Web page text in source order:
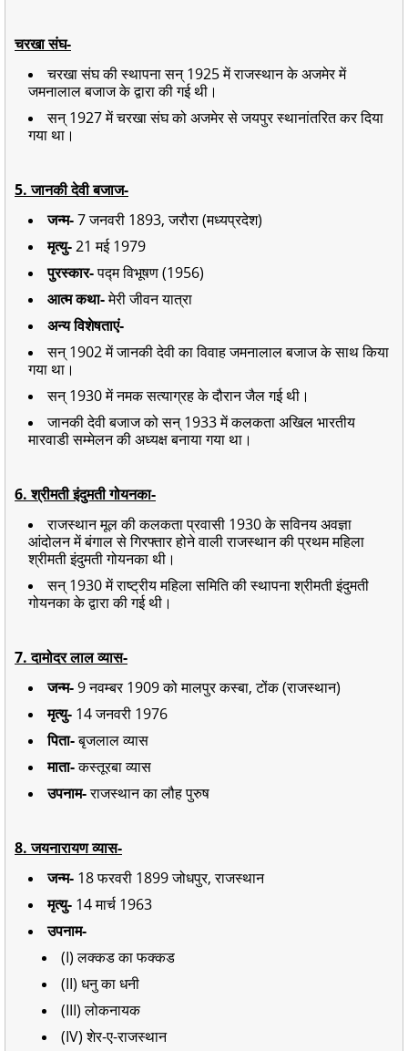
चरखा संघ-
चरखा संघ की स्थापना सन् 1925 में राजस्थान के अजमेर में
जमनालाल बजाज के द्वारा की गई थी।
सन् 1927 में चरखा संघ को अजमेर से जयपुर स्थानांतरित कर दिया
गया था।
5. जानकी देवी बजाज-
जन्म-7 जनवरी 1893, जरौरा (मध्यप्रदेश)
मृत्यु-21 मई 1979
पुरस्कार-पद्म विभूषण (1956)
आत्म कथा-मेरी जीवन यात्रा
अन्य विशेषताएं-
सन् 1902 में जानकी देवी का विवाह जमनालाल बजाज के साथ किया
गया था।
सन् 1930 में नमक सत्याग्रह के दौरान जैल गई थी।
जानकी देवी बजाज को सन् 1933 में कलकता अखिल भारतीय
मारवाडी सम्मेलन की अध्यक्ष बनाया गया था।
6. श्रीमती इंदुमती गोयनका-
राजस्थान मूल की कलकता प्रवासी 1930 के सविनय अवज्ञा
आंदोलन में बंगाल से गिरफ्तार होने वाली राजस्थान की प्रथम महिला
श्रीमती इंदुमती गोयनका थी।
सन् 1930 में राष्ट्रीय महिला समिति की स्थापना श्रीमती इंदुमती
गोयनका के द्वारा की गई थी।
7. दामोदर लाल व्यास-
जन्म-9 नवम्बर 1909 को मालपुर कस्बा, टोंक (राजस्थान)
मृत्यु- 14 जनवरी 1976
पिता-बृजलाल व्यास
माता-कस्तूरबा व्यास
उपनाम-राजस्थान का लौह पुरुष
8. जयनारायण व्यास-
जन्म- 18 फरवरी 1899 जोधपुर, राजस्थान
मृत्यु- 14 मार्च 1963
उपनाम-
(I) लक्कड का फक्कड
(II) धनु का धनी
(III) लोकनायक
(IV) शेर-ए-राजस्थान